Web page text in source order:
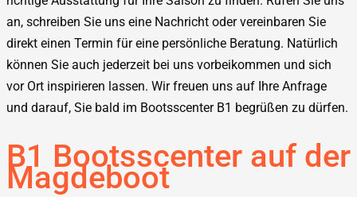
an, schreiben Sie uns eine Nachricht oder vereinbaren Sie
direkt einen Termin für eine persönliche Beratung. Natürlich
können Sie auch jederzeit bei uns vorbeikommen und sich
vor Ort inspirieren lassen. Wir freuen uns auf Ihre Anfrage
und darauf, Sie bald im Bootsscenter B1 begrüßen zu dürfen.
B1 Bootsscenter auf der
Magdeboot